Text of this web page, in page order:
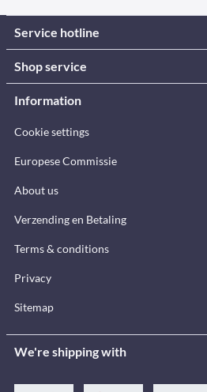
Service hotline
Shop service
Information
Cookie settings
Europese Commissie
About us
Verzending en Betaling
Terms & conditions
Privacy
Sitemap
We're shipping with